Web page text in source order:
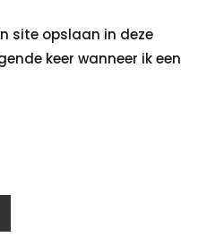
site opslaan in deze
keer wanneer ik een